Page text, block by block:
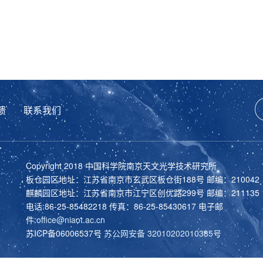
联系我们
Copyright 2018 中国科学院南京天文光学技术研究所
板仓园区地址：江苏省南京市玄武区板仓街188号 邮编：210042
麒麟园区地址：江苏省南京市江宁区创优路299号 邮编：211135
电话:86-25-85482218 传真：86-25-85430617 电子邮
件:office@niaot.ac.cn
苏ICP备06006537号 苏公网安备 32010202010385号